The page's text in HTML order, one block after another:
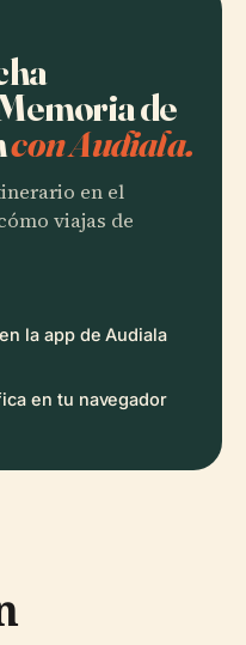
de
con Audiala.
en el
viajas de
la app de Audiala
en tu navegador